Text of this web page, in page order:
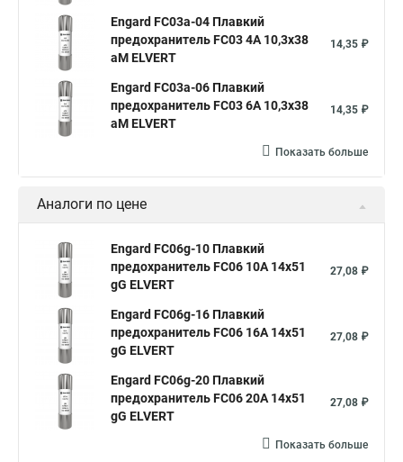
Engard FC03a-04 Плавкий
предохранитель FС03 4A 10,3x38
aM ELVERT
14,35 ₽
Engard FC03a-06 Плавкий
предохранитель FС03 6A 10,3x38
aM ELVERT
14,35 ₽
Показать больше
Аналоги по цене
Engard FC06g-10 Плавкий
предохранитель FС06 10A 14x51
gG ELVERT
27,08 ₽
Engard FC06g-16 Плавкий
предохранитель FС06 16A 14x51
gG ELVERT
27,08 ₽
Engard FC06g-20 Плавкий
предохранитель FС06 20A 14x51
gG ELVERT
27,08 ₽
Показать больше